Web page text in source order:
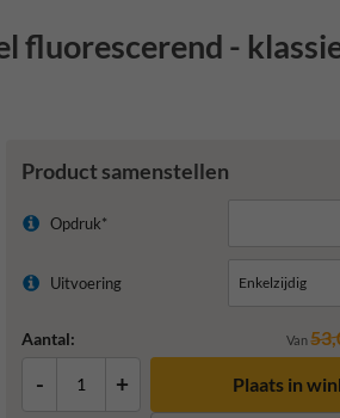
fluorescerend -
Product samenstellen
Opdruk*
Uitvoering
Aantal: Van
- + Plaats in